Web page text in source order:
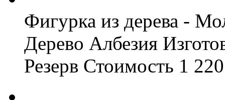
Фигурка из дерева -
Дерево Албезия
Резерв Стоимость 1